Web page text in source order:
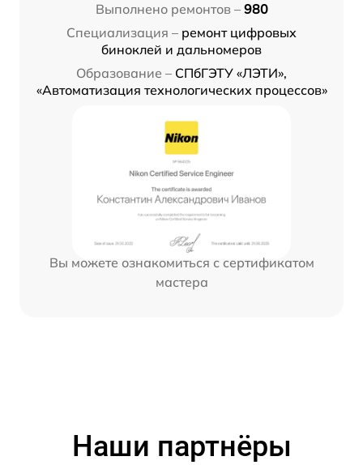
Выполнено ремонтов – 980
Специализация – ремонт цифровых
биноклей и дальномеров
Образование – СПбГЭТУ «ЛЭТИ»,
«Автоматизация технологических процессов»
Вы можете ознакомиться с сертификатом
мастера
Наши партнёры